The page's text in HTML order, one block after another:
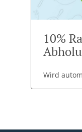
10%
Wird